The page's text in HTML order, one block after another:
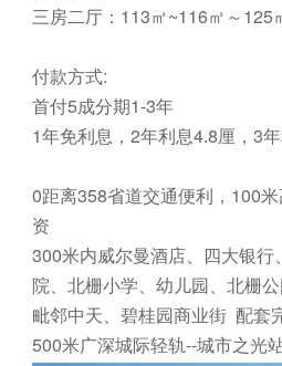
三房二厅：113㎡~116㎡～125
付款方式:
首付5成分期1-3年
1年免利息，2年利息4.8厘，3
0距离358省道交通便利， 100
资
300米内威尔曼酒店、四大银行
院、北栅小学、幼儿园、北栅
毗邻中天、碧桂园商业街 配套
500米广深城际轻轨--城市之光站